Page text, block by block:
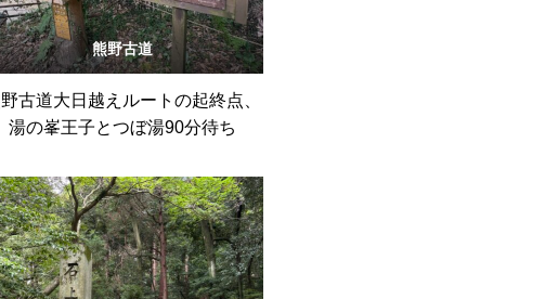
熊野古道
古道大日越えルートの起終点、
湯の峯王子とつぼ湯90分待ち